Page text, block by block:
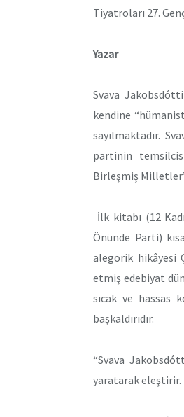
Tiyatroları 27.
Yazar
Svava
kendine
sayılmaktadır.
partinin
Birleşmiş
İlk kitabı (12
Önünde Parti)
alegorik hikâyesi
etmiş edebiyat
sıcak ve hassas
başkaldırıdır.
“Svava
yaratarak eleştirir.